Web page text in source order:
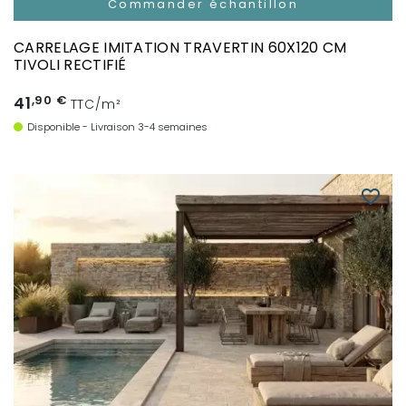
Commander échantillon
CARRELAGE IMITATION TRAVERTIN 60X120 CM
TIVOLI RECTIFIÉ
41,90 € TTC/m²
Disponible - Livraison 3-4 semaines
favorite_border